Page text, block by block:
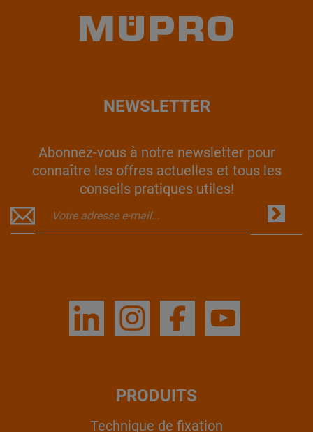
NEWSLETTER
Abonnez-vous à notre newsletter pour
connaître les offres actuelles et tous les
conseils pratiques utiles!
PRODUITS
Technique de fixation